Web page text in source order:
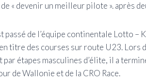
« devenir un meilleur pilote ». après
passé de l’équipe continentale Lotto –
titre des courses sur route U23. Lors
par étapes masculines d’élite, il a
de Wallonie et de la CRO Race.